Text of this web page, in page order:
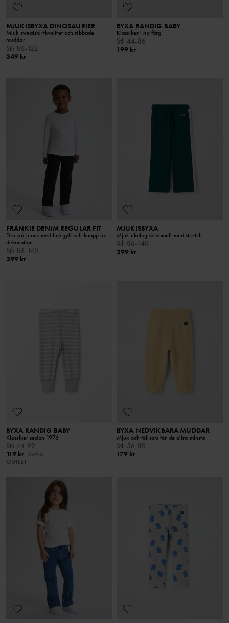
MJUKISBYXA DINOSAURIER
Mjuk sweatshirtkvalitet och ribbade
muddar
Stl: 86-122
349 kr
BYXA RANDIG BABY
Klassiker i ny färg
Stl: 44-86
199 kr
FRANKIE DENIM REGULAR FIT
Dra-på-jeans med fuskgylf och knapp för
dekoration
Stl: 86-140
399 kr
MJUKISBYXA
Mjuk ekologisk bomull med stretch
Stl: 86-140
299 kr
BYXA RANDIG BABY
Klassiker sedan 1976
Stl: 44-92
119 kr
OUTLET
BYXA NEDVIKBARA MUDDAR
Mjuk och följsam för de allra minsta
Stl: 56-80
179 kr